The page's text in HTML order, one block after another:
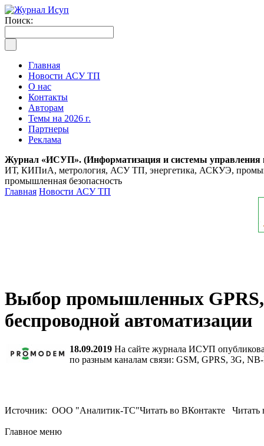
Поиск:
Главная
Новости АСУ ТП
О нас
Контакты
Авторам
Темы на 2026 г.
Партнеры
Реклама
Журнал «ИСУП». (Информатизация и системы
ИТ, КИПиА, метрология, АСУ ТП, энергетика, АСКУЭ,
промышленная безопасность
Главная Новости АСУ ТП
Выбор промышленных GPRS,
беспроводной автоматизации
18.09.2019 На сайте журнала ИСУП
по разным каналам связи: GSM, GPRS, 3G,
Источник: ООО "Аналитик-ТС"Читать во ВКонтакте Читать
Главное меню